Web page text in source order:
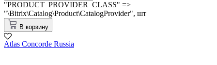
"PRODUCT_PROVIDER_CLASS" =>
"\Bitrix\Catalog\Product\CatalogProvider", шт
В корзину
Atlas Concorde Russia